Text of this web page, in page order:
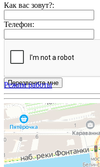
Как вас зовут?:
Телефон:
Режим работы